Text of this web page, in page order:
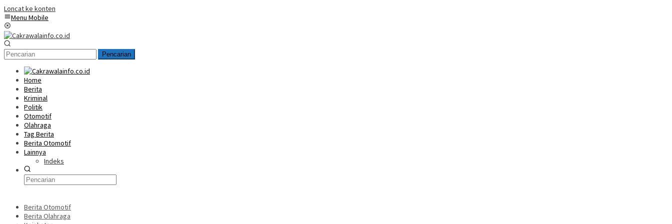
Loncat ke konten
Menu Mobile
Pencarian
Home
Berita
Kriminal
Politik
Otomotif
Olahraga
Tag Berita
Berita Otomotif
Lainnya
Indeks
Berita Otomotif
Berita Olahraga